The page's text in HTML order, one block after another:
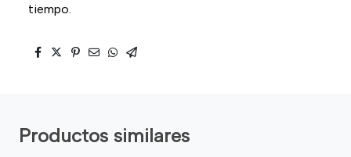
tiempo.
Productos similares